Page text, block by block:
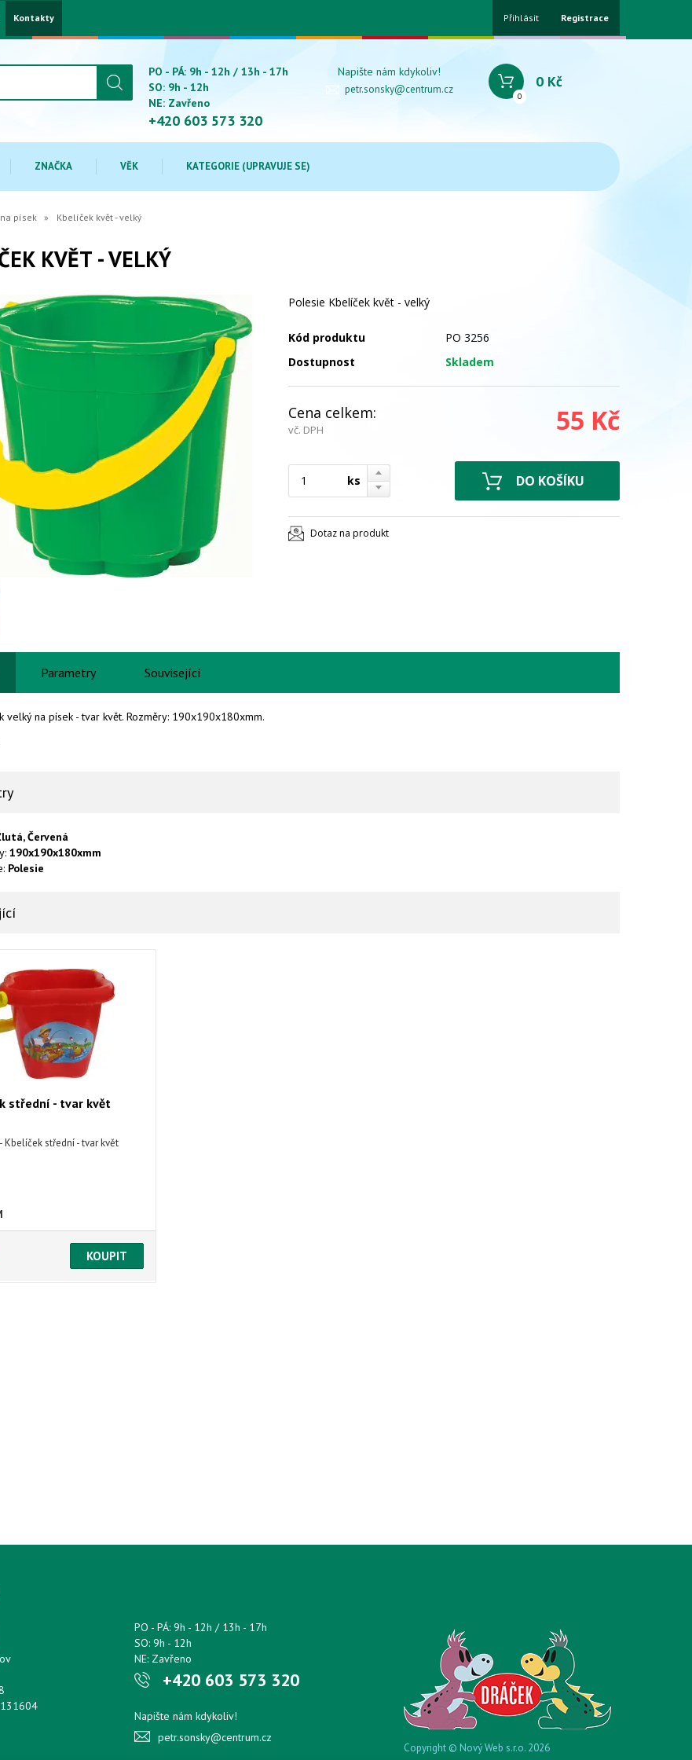
Kontakty Přihlásit Registrace
PO - PÁ: 9h - 12h / 13h - 17h
SO: 9h - 12h
NE: Zavřeno
+420 603 573 320
Napište nám kdykoliv!
petr.sonsky@centrum.cz
0
0 Kč
ZNAČKA VĚK KATEGORIE (UPRAVUJE SE)
písek Kbelíček květ - velký
KVĚT - VELKÝ
Polesie Kbelíček květ - velký
Kód produktu
PO 3256
Dostupnost
Skladem
Cena celkem:
vč. DPH 55 Kč
ks
Dotaz na produkt
Parametry Související
velký na písek - tvar květ. Rozměry: 190x190x180xmm.
Červená
190x190x180xmm
Polesie
střední - tvar květ
Kbelíček střední - tvar květ
PO - PÁ: 9h - 12h / 13h - 17h
SO: 9h - 12h
NE: Zavřeno
+420 603 573 320
Napište nám kdykoliv!
petr.sonsky@centrum.cz
Copyright © Nový Web s.r.o. 2026